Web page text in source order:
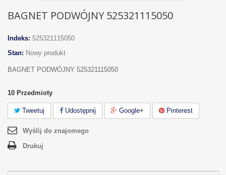
BAGNET PODWÓJNY 525321115050
Indeks: 525321115050
Stan: Nowy produkt
BAGNET PODWÓJNY 525321115050
10 Przedmioty
Tweetuj Udostępnij Google+ Pinterest
Wyślij do znajomego
Drukuj